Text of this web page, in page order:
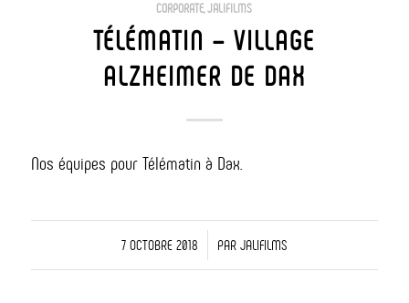
CORPORATE,JALIFILMS
TÉLÉMATIN – VILLAGE
ALZHEIMER DE DAX
Nos équipes pour Télématin à Dax.
7 OCTOBRE 2018
/ PAR JALIFILMS